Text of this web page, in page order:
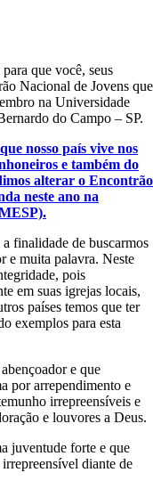
que você, seus
Nacional de Jovens que
na Universidade
do Campo – SP.
nosso país vive nos
e também do
alterar o Encontrão
neste ano na
finalidade de buscarmos
e muita palavra. Neste
pois
em suas igrejas locais,
países temos que ter
exemplos para esta
e que
por arrependimento e
irrepreensíveis e
e louvores a Deus.
juventude forte e que
diante de